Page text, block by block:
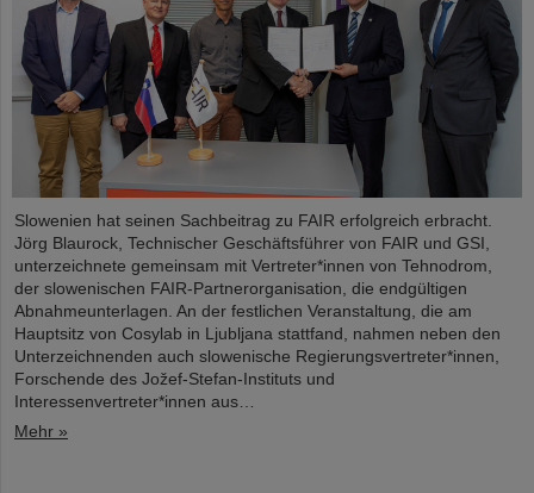
Slowenien hat seinen Sachbeitrag zu FAIR erfolgreich erbracht.
Jörg Blaurock, Technischer Geschäftsführer von FAIR und GSI,
unterzeichnete gemeinsam mit Vertreter*innen von Tehnodrom,
der slowenischen FAIR-Partnerorganisation, die endgültigen
Abnahmeunterlagen. An der festlichen Veranstaltung, die am
Hauptsitz von Cosylab in Ljubljana stattfand, nahmen neben den
Unterzeichnenden auch slowenische Regierungsvertreter*innen,
Forschende des Jožef-Stefan-Instituts und
Interessenvertreter*innen aus…
Mehr »